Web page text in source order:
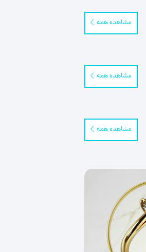
مشاهده همه
مشاهده همه
مشاهده همه